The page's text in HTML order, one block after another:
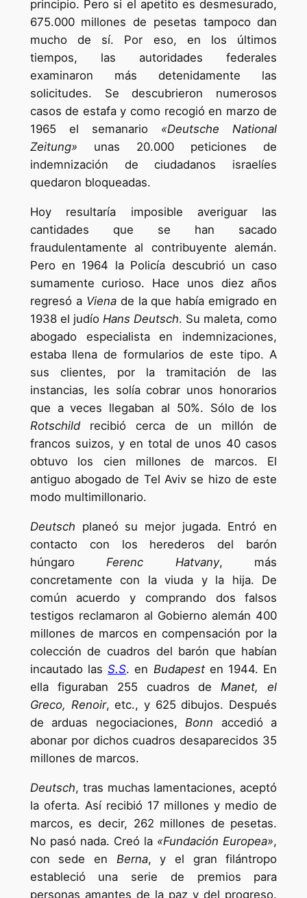
principio. Pero si el apetito es desmesurado,
675.000 millones de pesetas tampoco dan
mucho de sí. Por eso, en los últimos
tiempos, las autoridades federales
examinaron más detenidamente las
solicitudes. Se descubrieron numerosos
casos de estafa y como recogió en marzo de
1965 el semanario «Deutsche National
Zeitung» unas 20.000 peticiones de
indemnización de ciudadanos israelíes
quedaron bloqueadas.
Hoy resultaría imposible averiguar las
cantidades que se han sacado
fraudulentamente al contribuyente alemán.
Pero en 1964 la Policía descubrió un caso
sumamente curioso. Hace unos diez años
regresó a Vienade la que había emigrado en
1938 el judío Hans Deutsch. Su maleta, como
abogado especialista en indemnizaciones,
estaba llena de formularios de este tipo. A
sus clientes, por la tramitación de las
instancias, les solía cobrar unos honorarios
que a veces llegaban al 50%. Sólo de los
Rotschildrecibió cerca de un millón de
francos suizos, y en total de unos 40 casos
obtuvo los cien millones de marcos. El
antiguo abogado de Tel Aviv se hizo de este
modo multimillonario.
Deutsch planeó su mejor jugada. Entró en
contacto con los herederos del barón
húngaro Ferenc Hatvany, más
concretamente con la viuda y la hija. De
común acuerdo y comprando dos falsos
testigos reclamaron al Gobierno alemán 400
millones de marcos en compensación por la
colección de cuadros del barón que habían
incautado lasS.S. en Budapesten 1944. En
ella figuraban 255 cuadros de Manet, el
Greco, Renoir, etc., y 625 dibujos. Después
de arduas negociaciones, Bonn accedió a
abonar por dichos cuadros desaparecidos 35
millones de marcos.
Deutsch, tras muchas lamentaciones, aceptó
la oferta. Así recibió 17 millones y medio de
marcos, es decir, 262 millones de pesetas.
No pasó nada. Creó la «Fundación Europea»,
con sede en Berna, y el gran filántropo
estableció una serie de premios para
personas amantes de la paz y del progreso.